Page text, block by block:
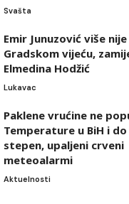
Svašta
Emir Junuzović više
Gradskom vijeću,
Elmedina Hodžić
Lukavac
Paklene vrućine ne
Temperature u BiH i do
stepen, upaljeni crveni
meteoalarmi
Aktuelnosti